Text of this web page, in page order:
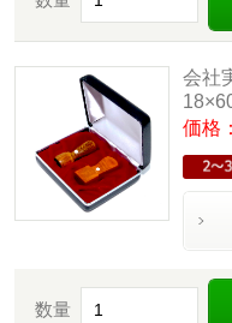
会社
価格
数量